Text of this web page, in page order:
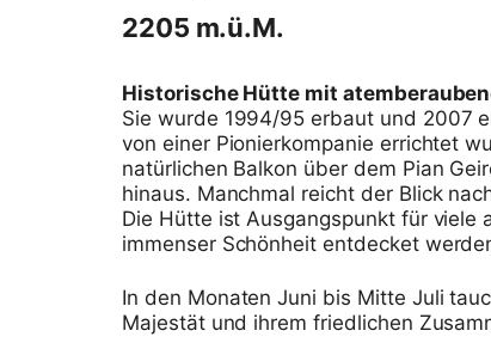
2205 m.ü.M.
Historische Hütte mit
Sie wurde 1994/95 erbaut und 2007
von einer Pionierkompanie errichtet
natürlichen Balkon über dem Pian
hinaus. Manchmal reicht der Blick
Die Hütte ist Ausgangspunkt für viele
immenser Schönheit entdecket
In den Monaten Juni bis Mitte Juli
Majestät und ihrem friedlichen